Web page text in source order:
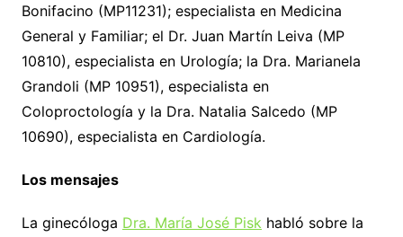
Bonifacino (MP11231); especialista en Medicina
General y Familiar; el Dr. Juan Martín Leiva (MP
10810), especialista en Urología; la Dra. Marianela
Grandoli (MP 10951), especialista en
Coloproctología y la Dra. Natalia Salcedo (MP
10690), especialista en Cardiología.
Los mensajes
La ginecóloga Dra. María José Pisk habló sobre la